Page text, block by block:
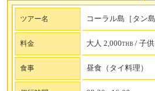
ツアー名 コーラル島［タン
料金 大人 2,000THB / 子
食事 昼食（タイ料理）